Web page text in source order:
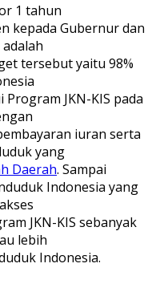
1 tahun
kepada Gubernur dan
tersebut yaitu 98%
JKN-KIS pada
iuran serta
yang
Daerah. Sampai
Indonesia yang
JKN-KIS sebanyak
lebih
Indonesia.